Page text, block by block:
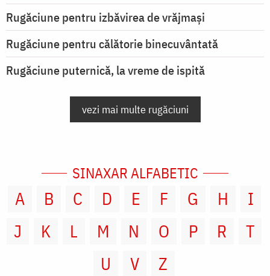
Rugăciune pentru izbăvirea de vrăjmași
Rugăciune pentru călătorie binecuvântată
Rugăciune puternică, la vreme de ispită
vezi mai multe rugăciuni
SINAXAR ALFABETIC
A B C D E F G H
I
J
K L M N O P R
T
U
V Z